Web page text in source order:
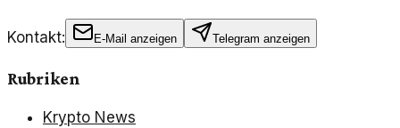
Kontakt: E-Mail anzeigen Telegram anzeigen
Rubriken
Krypto News